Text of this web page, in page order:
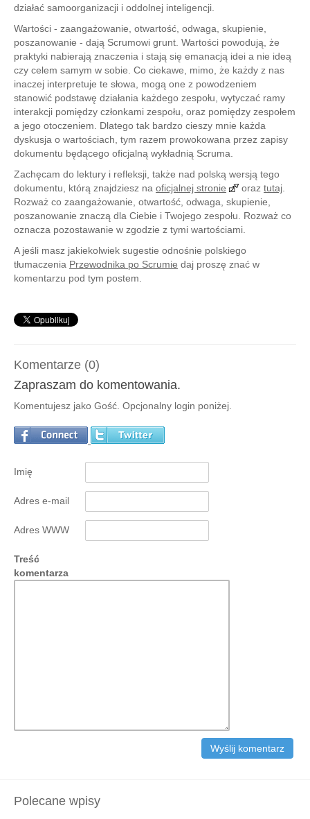
działać samoorganizacji i oddolnej inteligencji.
Wartości - zaangażowanie, otwartość, odwaga, skupienie,
poszanowanie - dają Scrumowi grunt. Wartości powodują, że
praktyki nabierają znaczenia i stają się emanacją idei a nie ideą
czy celem samym w sobie. Co ciekawe, mimo, że każdy z nas
inaczej interpretuje te słowa, mogą one z powodzeniem
stanowić podstawę działania każdego zespołu, wytyczać ramy
interakcji pomiędzy członkami zespołu, oraz pomiędzy zespołem
a jego otoczeniem. Dlatego tak bardzo cieszy mnie każda
dyskusja o wartościach, tym razem prowokowana przez zapisy
dokumentu będącego oficjalną wykładnią Scruma.
Zachęcam do lektury i refleksji, także nad polską wersją tego
dokumentu, którą znajdziesz na oficjalnej stronie oraz tutaj
Rozważ co zaangażowanie, otwartość, odwaga, skupienie,
poszanowanie znaczą dla Ciebie i Twojego zespołu. Rozważ co
oznacza pozostawanie w zgodzie z tymi wartościami.
A jeśli masz jakiekolwiek sugestie odnośnie polskiego
tłumaczenia Przewodnika po Scrumie daj proszę znać w
komentarzu pod tym postem.
Komentarze (0)
Zapraszam do komentowania.
Komentujesz jako Gość. Opcjonalny login poniżej.
Imię
Adres e-mail
Adres WWW
Treść
komentarza
Polecane wpisy